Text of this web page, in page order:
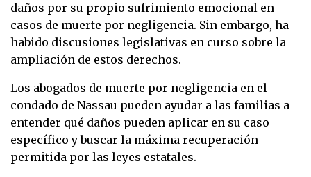
daños por su propio sufrimiento emocional en
casos de muerte por negligencia. Sin embargo, ha
habido discusiones legislativas en curso sobre la
ampliación de estos derechos.
Los abogados de muerte por negligencia en el
condado de Nassau pueden ayudar a las familias a
entender qué daños pueden aplicar en su caso
específico y buscar la máxima recuperación
permitida por las leyes estatales.